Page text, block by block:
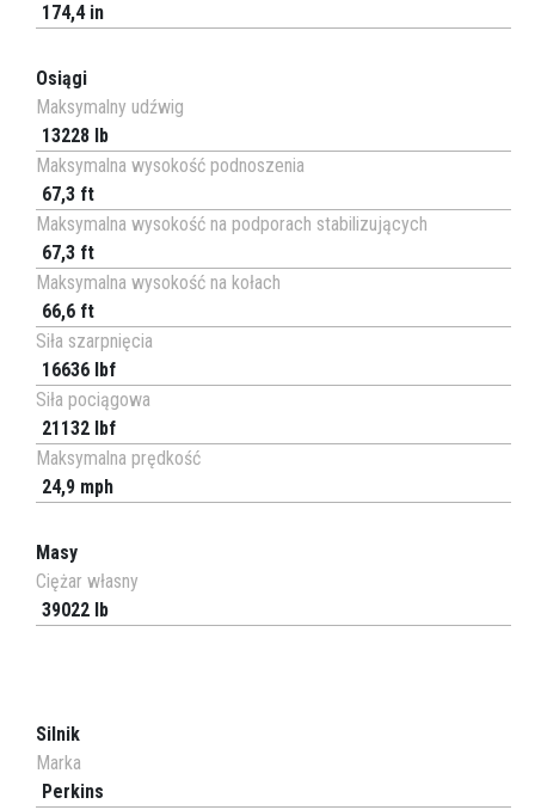
174,4 in
Osiągi
Maksymalny udźwig
13228 lb
Maksymalna wysokość podnoszenia
67,3 ft
Maksymalna wysokość na podporach stabilizujących
67,3 ft
Maksymalna wysokość na kołach
66,6 ft
Siła szarpnięcia
16636 lbf
Siła pociągowa
21132 lbf
Maksymalna prędkość
24,9 mph
Masy
Ciężar własny
39022 lb
Silnik
Marka
Perkins